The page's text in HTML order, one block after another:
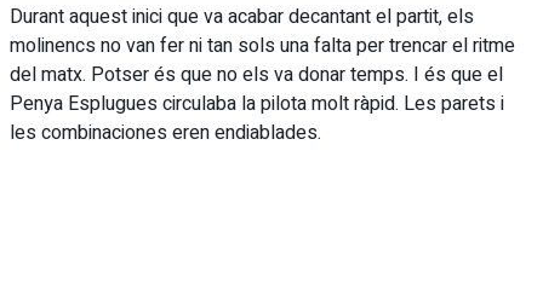
Durant aquest inici que va acabar decantant el partit, els
molinencs no van fer ni tan sols una falta per trencar el ritme
del matx. Potser és que no els va donar temps. I és que el
Penya Esplugues circulaba la pilota molt ràpid. Les parets i
les combinaciones eren endiablades.